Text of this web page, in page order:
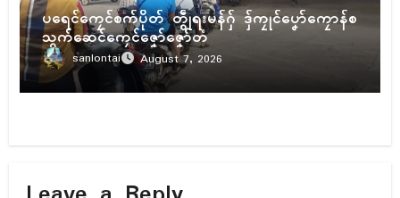
ပရေၚ်ကၠေၚ်စက်ပိုတ် တွဵုရးမန်ဂှ် ဒှ်ကၠုၚ်ပၞော်ကၠောန်စ
သွက်ဆေၚ်ကၠေၚ်ဇၞော်ဇၞော်တံ
sanlontai August 7, 2026